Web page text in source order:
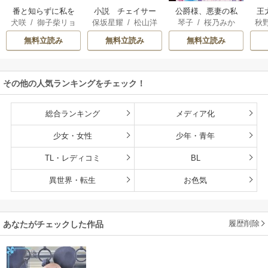
番と知らずに私を
買った純愛こじら
せ騎士団長に運命
の愛を捧げられま
犬咲 /御子柴リョ
ウ
無料立読み
小説 チェイサー
ゲームW
保坂星耀 /松山洋
無料立読み
公爵様、悪妻の私
はもう放っておい
てください
琴子/ 桜乃みか
無料立読み
王
秋
その他の人気ランキングをチェック！
総合ランキング メディア化
少女・女性 少年・青年
TL・レディコミ BL
異世界・転生 お色気
あなたがチェックした作品 履歴削除